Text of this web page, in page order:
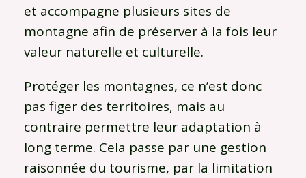
et accompagne plusieurs sites de
montagne afin de préserver à la fois leur
valeur naturelle et culturelle.
Protéger les montagnes, ce n’est donc
pas figer des territoires, mais au
contraire permettre leur adaptation à
long terme. Cela passe par une gestion
raisonnée du tourisme, par la limitation